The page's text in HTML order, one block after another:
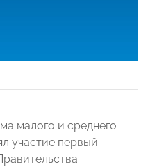
малого и среднего
участие первый